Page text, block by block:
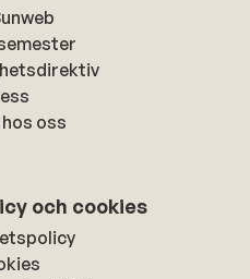
oss
och cookies